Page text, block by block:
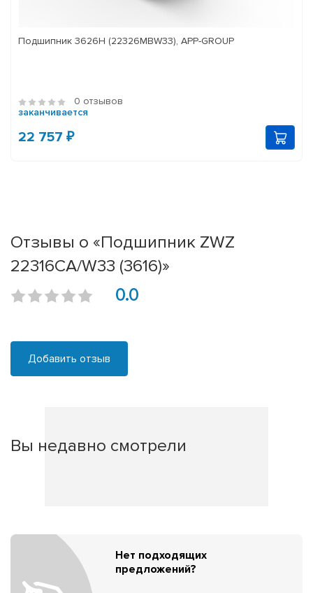
Подшипник 3626Н (22326MBW33), APP-GROUP
0 отзывов
заканчивается
22 757 ₽
Отзывы о «Подшипник ZWZ
22316CA/W33 (3616)»
0.0
Добавить отзыв
Вы недавно смотрели
Нет подходящих
предложений?